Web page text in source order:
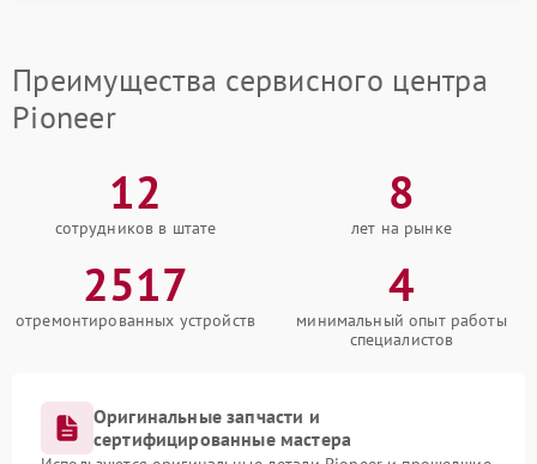
Преимущества сервисного центра
Pioneer
12
сотрудников в штате
8
лет на рынке
2517
отремонтированных устройств
4
минимальный опыт работы
специалистов
Оригинальные запчасти и
сертифицированные мастера